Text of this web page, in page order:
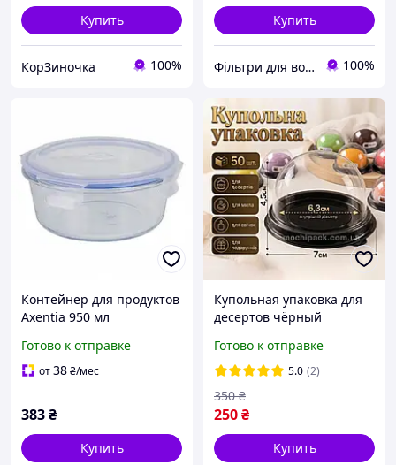
Купить
КорЗиночка 100%
Купить
Фільтри для води Осмос Глечики Картриджі 100%
Контейнер для продуктов
Axentia 950 мл
пласт крышкой
прозрачный Д 17 см
Готово к отправке
от38₴/мес
383₴
Купить
Купольная упаковка для
десертов чёрный
прозрачной крышкой для
моти мыла 50 шт купол
Готово к отправке
5.0 (2)
250₴
350 ₴
Купить